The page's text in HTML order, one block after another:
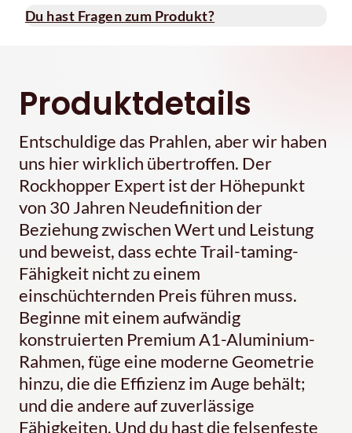
Du hast Fragen zum Produkt?
Produktdetails
Entschuldige das Prahlen, aber wir haben
uns hier wirklich übertroffen. Der
Rockhopper Expert ist der Höhepunkt
von 30 Jahren Neudefinition der
Beziehung zwischen Wert und Leistung
und beweist, dass echte Trail-taming-
Fähigkeit nicht zu einem
einschüchternden Preis führen muss.
Beginne mit einem aufwändig
konstruierten Premium A1-Aluminium-
Rahmen, füge eine moderne Geometrie
hinzu, die die Effizienz im Auge behält;
und die andere auf zuverlässige
Fähigkeiten. Und du hast die felsenfeste